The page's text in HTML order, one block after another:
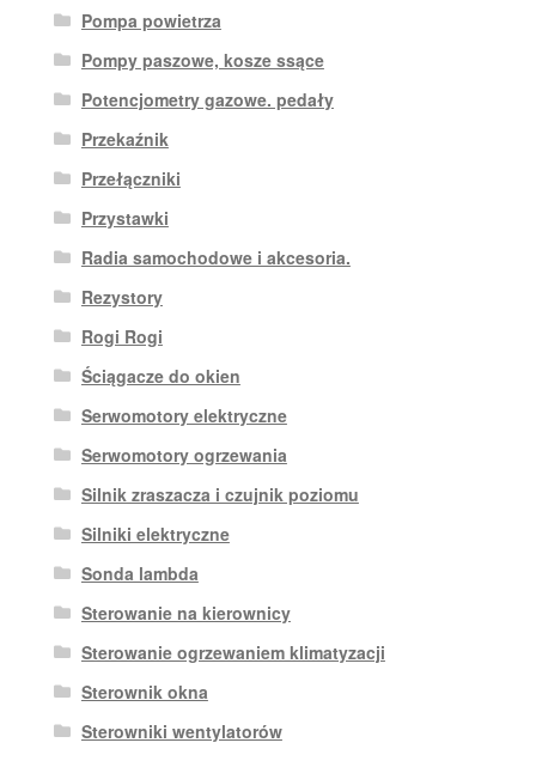
Pompa powietrza
Pompy paszowe, kosze ssące
Potencjometry gazowe. pedały
Przekaźnik
Przełączniki
Przystawki
Radia samochodowe i akcesoria.
Rezystory
Rogi Rogi
Ściągacze do okien
Serwomotory elektryczne
Serwomotory ogrzewania
Silnik zraszacza i czujnik poziomu
Silniki elektryczne
Sonda lambda
Sterowanie na kierownicy
Sterowanie ogrzewaniem klimatyzacji
Sterownik okna
Sterowniki wentylatorów